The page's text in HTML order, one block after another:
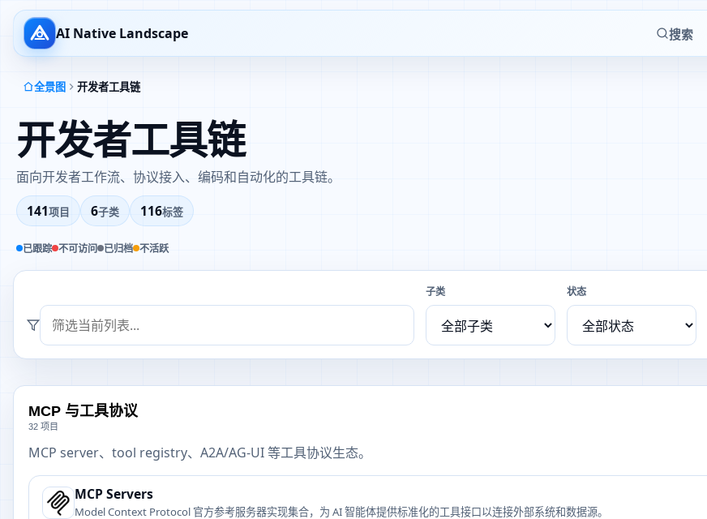
AI Native Landscape 搜索
全景图 开发者工具链
开发者工具链
面向开发者工作流、协议接入、编码和自动化的工具链。
141项目 6子类 116标签
已跟踪 不可访问 已归档 不活跃
子类 状态
MCP 与工具协议
32 项目
MCP server、tool registry、A2A/AG-UI 等工具协议生态。
MCP Servers
Model Context Protocol 官方参考服务器实现集合，为 AI 智能体提供标准化的工具接口以连接外部系统和数据源。